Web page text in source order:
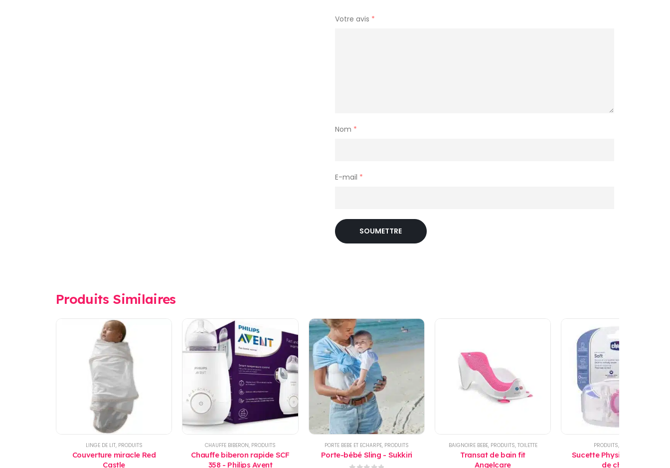
Votre avis *
Nom *
E-mail *
Produits Similaires
LINGE DE LIT, PRODUITS
Couverture miracle Red
Castle
CHAUFFE BIBERON, PRODUITS
Chauffe biberon rapide SCF
358 - Philips Avent
PORTE BEBE ET ECHARPE, PRODUITS
Porte-bébé Sling - Sukkiri
BAIGNOIRE BEBE, PRODUITS, TOILETTE
Transat de bain fit
Angelcare
PRODUITS,
Sucette Physio Soft 6-12 M
de chicco